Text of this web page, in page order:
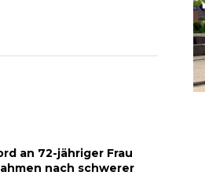
an 72-jähriger Frau
nach schwerer